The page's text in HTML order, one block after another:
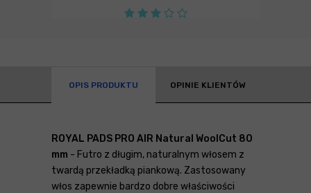
OPIS PRODUKTU OPINIE KLIENTÓW
ROYAL PADS PRO AIR Natural WoolCut 80
mm - Futro z długim, naturalnym włosem z
twardą przekładką piankową. Zastosowany
włos zapewnie bardzo dobre właściwości